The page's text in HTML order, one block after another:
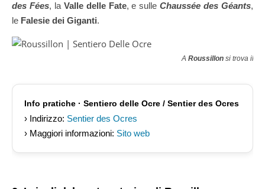
des Fées, la Valle delle Fate, e sulleChaussée des Géants,
le Falesie dei Giganti.
A Roussillonsi trova il
Info pratiche · Sentiero delle Ocre / Sentier des Ocres
› Indirizzo: Sentier des Ocres
› Maggiori informazioni: Sito web